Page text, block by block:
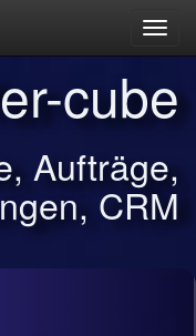
cube
Aufträge,
CRM